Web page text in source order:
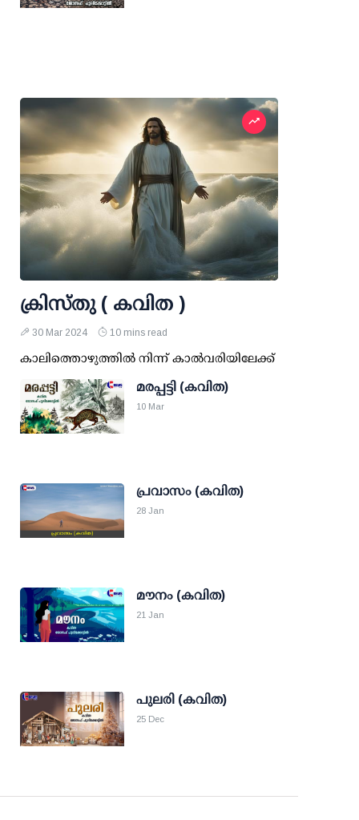
ക്രിസ്തു ( കവിത )
30 Mar 2024 10 mins read
കാലിത്തൊഴുത്തിൽ നിന്ന് കാൽവരിയിലേക്ക്
മരപ്പട്ടി (കവിത)
10 Mar
പ്രവാസം (കവിത)
28 Jan
മൗനം (കവിത)
21 Jan
പുലരി (കവിത)
25 Dec